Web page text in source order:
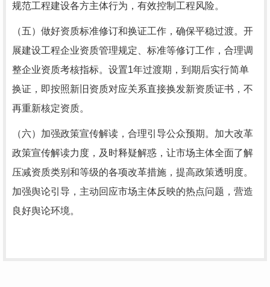
规范工程建设各方主体行为，有效控制工程风险。
（五）做好资质标准修订和换证工作，确保平稳过渡。开
展建设工程企业资质管理规定、标准等修订工作，合理调
整企业资质考核指标。设置1年过渡期，到期后实行简单
换证，即按照新旧资质对应关系直接换发新资质证书，不
再重新核定资质。
（六）加强政策宣传解读，合理引导公众预期。加大改革
政策宣传解读力度，及时释疑解惑，让市场主体全面了解
压减资质类别和等级的各项改革措施，提高政策透明度。
加强舆论引导，主动回应市场主体反映的热点问题，营造
良好舆论环境。